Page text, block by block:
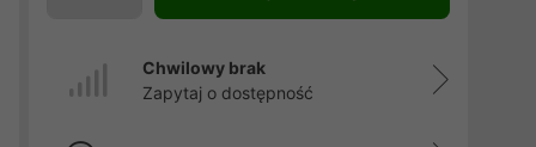
Chwilowy brak
Zapytaj o dostępność